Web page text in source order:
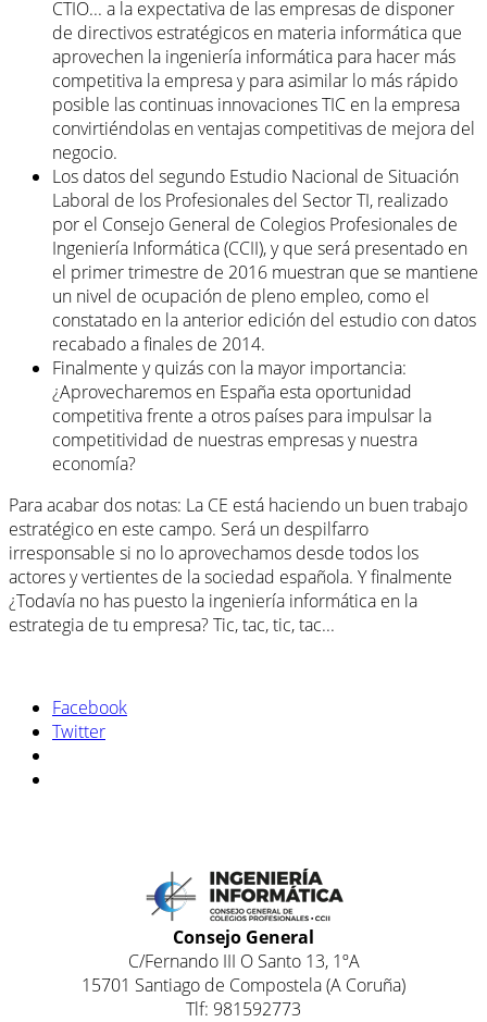
CTIO... a la expectativa de las empresas de disponer
de directivos estratégicos en materia informática que
aprovechen la ingeniería informática para hacer más
competitiva la empresa y para asimilar lo más rápido
posible las continuas innovaciones TIC en la empresa
convirtiéndolas en ventajas competitivas de mejora del
negocio.
Los datos del segundo Estudio Nacional de Situación
Laboral de los Profesionales del Sector TI, realizado
por el Consejo General de Colegios Profesionales de
Ingeniería Informática (CCII), y que será presentado en
el primer trimestre de 2016 muestran que se mantiene
un nivel de ocupación de pleno empleo, como el
constatado en la anterior edición del estudio con datos
recabado a finales de 2014.
Finalmente y quizás con la mayor importancia:
¿Aprovecharemos en España esta oportunidad
competitiva frente a otros países para impulsar la
competitividad de nuestras empresas y nuestra
economía?
Para acabar dos notas: La CE está haciendo un buen trabajo
estratégico en este campo. Será un despilfarro
irresponsable si no lo aprovechamos desde todos los
actores y vertientes de la sociedad española. Y finalmente
¿Todavía no has puesto la ingeniería informática en la
estrategia de tu empresa? Tic, tac, tic, tac...
Facebook
Twitter
Consejo General
C/Fernando III O Santo 13, 1ºA
15701 Santiago de Compostela (A Coruña)
Tlf: 981592773